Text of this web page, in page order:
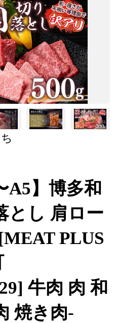
A5】博多和
とし 肩ロー
PLUS
牛肉 肉 和
焼き肉-